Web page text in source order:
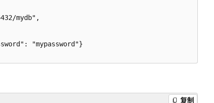
mydb",
"mypassword"}
复制